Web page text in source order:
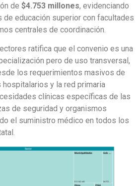
de $4.753 millones, evidenciando
de educación superior con facultades
centrales de coordinación.
ratifica que el convenio es una
pero de uso transversal,
los requerimientos masivos de
y la red primaria
clínicas específicas de las
de seguridad y organismos
el suministro médico en todos los